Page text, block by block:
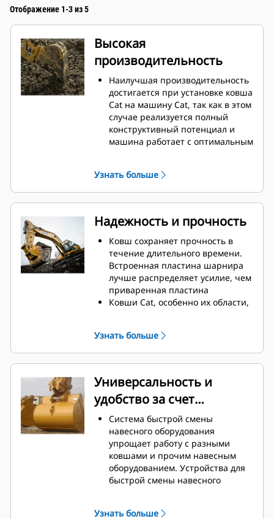
Отображение 1-3 из 5
Высокая
производительность
Наилучшая производительность
достигается при установке ковша
Cat на машину Cat, так как в этом
случае реализуется полный
конструктивный потенциал и
машина работает с оптимальным
радиусом позволяет улучшить
поток материала в ковш.
Дополнительный зазор в области
часть ковша не цепляется за
грунт, что снижает затраты на
техническое обслуживание.
Расход топлива достигает
максимального значения во
время копания. Ковши Cat
предназначены для быстрой
машины.
Загружайте больше материала за
меньшее время. Форма ковша и
удержание в ковше максимально
возможного объема материала
Узнать больше
Надежность и прочность
Ковш сохраняет прочность в
течение длительного времени.
Встроенная пластина шарнира
лучше распределяет усилие, чем
приваренная пластина
Ковши Cat, особенно их области,
высокопрочной износостойкой
стали
Защитите наиболее
ковша, которые активнее всего
контактируют с материалом, при
помощи оснастки для
землеройных орудий Cat (GET).
Повышенная
производительность в
требовательных условиях
выполнения работ, более легкое
проникновение в пласт и
продолжительность циклов —
Узнать больше
Универсальность и
удобство за счет
устройств для быстрой
смены навесного
оборудования
Система быстрой смены
навесного оборудования
упрощает работу с разными
ковшами и прочим навесным
оборудованием. Устройства для
быстрой смены навесного
Узнать больше